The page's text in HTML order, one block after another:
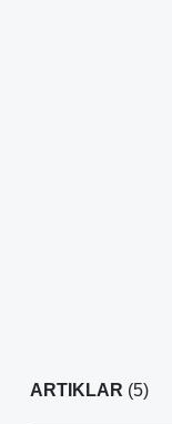
ARTIKLAR (5)